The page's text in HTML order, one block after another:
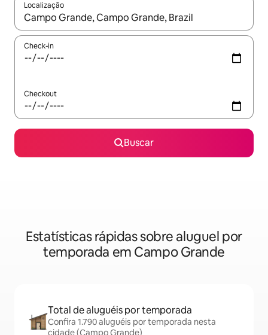
Localização
Quando os resultados estiverem disponíveis, explore-os
Check-in
Checkout
Buscar
Estatísticas rápidas sobre aluguel por
temporada em Campo Grande
Total de aluguéis por temporada
Confira 1.790 aluguéis por temporada nesta
cidade (Campo Grande)